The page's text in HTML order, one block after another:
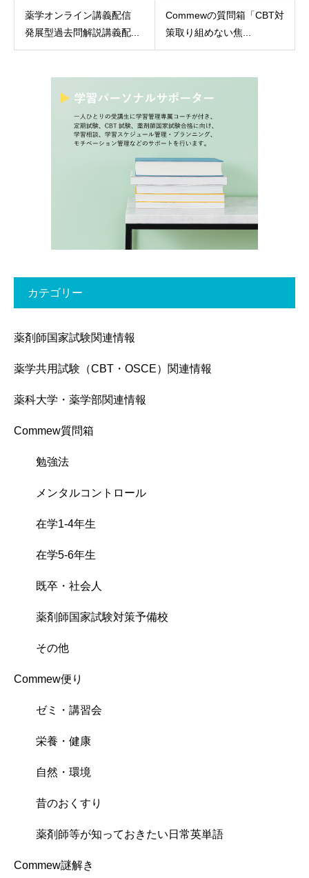
薬学オンライン講義配信
発展型過去問解説講義配...
Commewの質問箱「CBT対
策取り組めない焦...
カテゴリー
薬剤師国家試験関連情報
薬学共用試験（CBT・OSCE）関連情報
薬科大学・薬学部関連情報
Commew質問箱
勉強法
メンタルコントロール
在学1-4年生
在学5-6年生
既卒・社会人
薬剤師国家試験対策予備校
その他
Commew便り
ゼミ・講習会
栄養・健康
自然・環境
昔のおくすり
薬剤師等が知っておきたい日常英単語
Commew謎解き